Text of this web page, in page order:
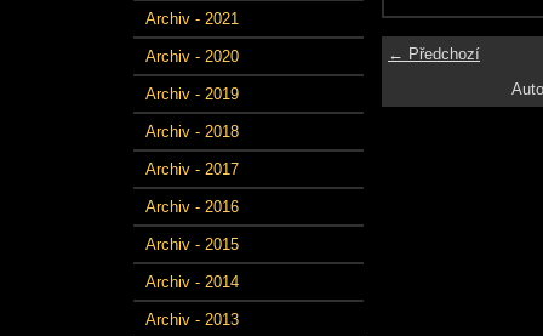
Archiv - 2021
Archiv - 2020
Archiv - 2019
Archiv - 2018
Archiv - 2017
Archiv - 2016
Archiv - 2015
Archiv - 2014
Archiv - 2013
← Předchozí